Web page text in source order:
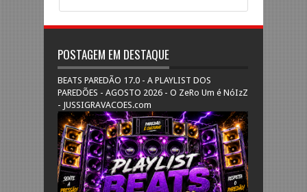
POSTAGEM EM DESTAQUE
BEATS PAREDÃO 17.0 - A PLAYLIST DOS
PAREDÕES - AGOSTO 2026 - O ZeRo Um é NóIzZ
- JUSSIGRAVACOES.com